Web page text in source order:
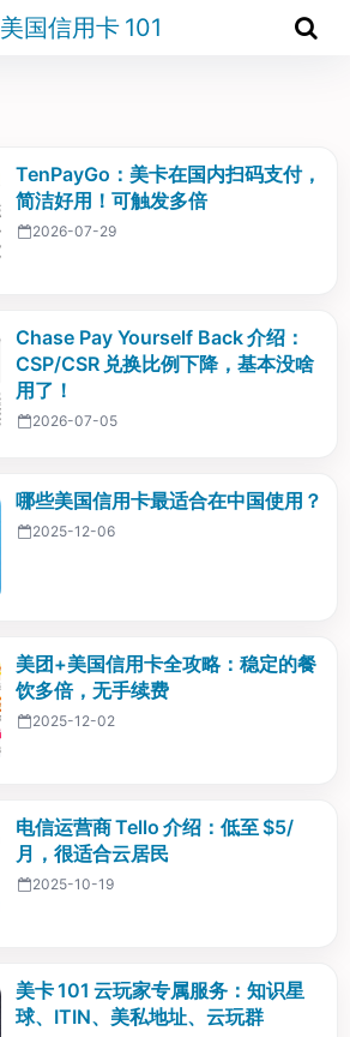
美国信用卡 101
TenPayGo：美卡在国内扫码支付，
简洁好用！可触发多倍
2026-07-29
Chase Pay Yourself Back 介绍：
CSP/CSR 兑换比例下降，基本没啥
用了！
2026-07-05
哪些美国信用卡最适合在中国使用？
2025-12-06
美团+美国信用卡全攻略：稳定的餐
饮多倍，无手续费
2025-12-02
电信运营商 Tello 介绍：低至 $5/
月，很适合云居民
2025-10-19
美卡 101 云玩家专属服务：知识星
球、ITIN、美私地址、云玩群